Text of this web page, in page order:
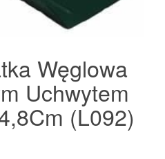
Węglowa
Uchwytem
(L092)